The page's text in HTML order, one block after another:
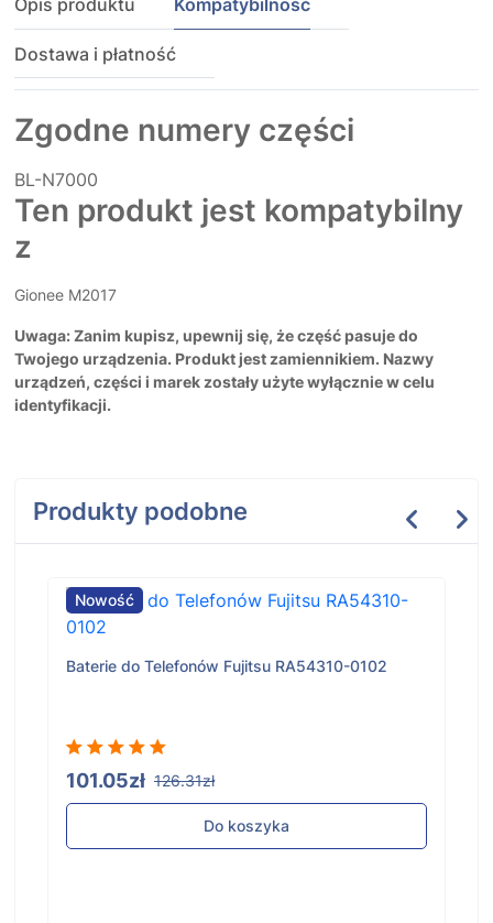
Opis produktu Kompatybilność
Dostawa i płatność
Zgodne numery części
BL-N7000
Ten produkt jest kompatybilny
z
Gionee M2017
Uwaga: Zanim kupisz, upewnij się, że część pasuje do
Twojego urządzenia. Produkt jest zamiennikiem. Nazwy
urządzeń, części i marek zostały użyte wyłącznie w celu
identyfikacji.
Produkty podobne
Nowość
Baterie do Telefonów Fujitsu RA54310-0102
101.05zł 126.31zł
Do koszyka